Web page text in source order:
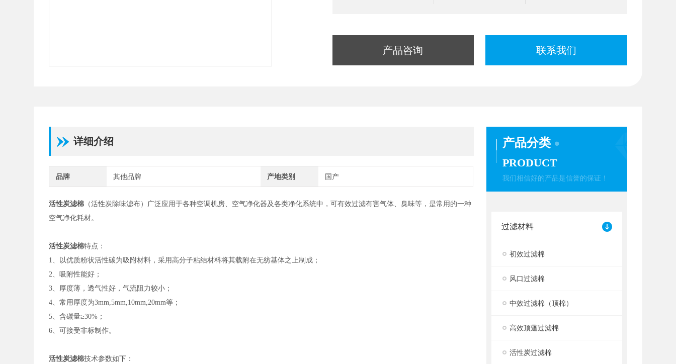
产品咨询 联系我们
产品分类
PRODUCT
我们相信好的产品是信誉的保证！
过滤材料
初效过滤棉
风口过滤棉
中效过滤棉（顶棉）
高效顶蓬过滤棉
活性炭过滤棉
详细介绍
品牌 其他品牌 产地类别 国产
活性炭滤棉 （活性炭除味滤布）广泛应用于各种空调机房、空气净化器及各类净化系统中，可有效过滤有害气体、臭味等，是常用的一种
空气净化耗材。
活性炭滤棉特点：
1、以优质粉状活性碳为吸附材料，采用高分子粘结材料将其载附在无纺基体之上制成；
2、吸附性能好；
3、厚度薄，透气性好，气流阻力较小；
4、常用厚度为3mm,5mm,10mm,20mm等；
5、含碳量≥30%；
6、可接受非标制作。
活性炭滤棉技术参数如下：